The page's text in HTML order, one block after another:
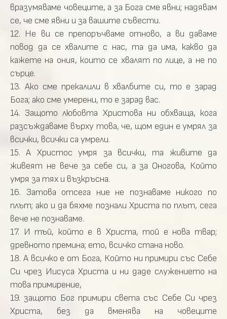
вразумяваме човеците, а за Бога сме явни; надявам
се, че сме явни и за вашите съвести.
12. Не ви се препоръчваме отново, а ви даваме
повод да се хвалите с нас, та да има, какво да
кажете на ония, които се хвалят по лице, а не по
сърце.
13. Ако сме прекалили в хвалбите си, то е зарад
Бога; ако сме умерени, то е зарад вас.
14. Защото любовта Христова ни обхваща, кога
разсъждаваме върху това, че, щом един е умрял за
всички, всички са умрели.
15. А Христос умря за всички, та живите да
живеят не вече за себе си, а за Оногова, Който
умря за тях и възкръсна.
16. Затова отсега ние не познаваме никого по
плът; ако и да бяхме познали Христа по плът, сега
вече не познаваме.
17. И тъй, който е в Христа, той е нова твар;
древното премина; ето, всичко стана ново.
18. А всичко е от Бога, Който ни примири със Себе
Си чрез Иисуса Христа и ни даде служението на
това примирение,
19. защото Бог примири света със Себе Си чрез
Христа, без да вменява на човеците